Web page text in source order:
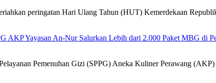
peringatan Hari Ulang Tahun (HUT) Kemerdekaan
AKP Yayasan An-Nur Salurkan Lebih dari 2.000 Paket MBG di
Pemenuhan Gizi (SPPG) Aneka Kuliner Perawang